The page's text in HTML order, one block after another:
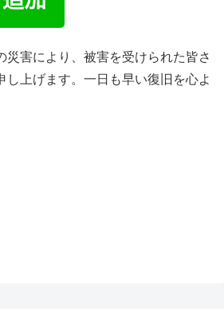
災害により、被害を受けられた皆さ
し上げます。一日も早い復旧を心よ